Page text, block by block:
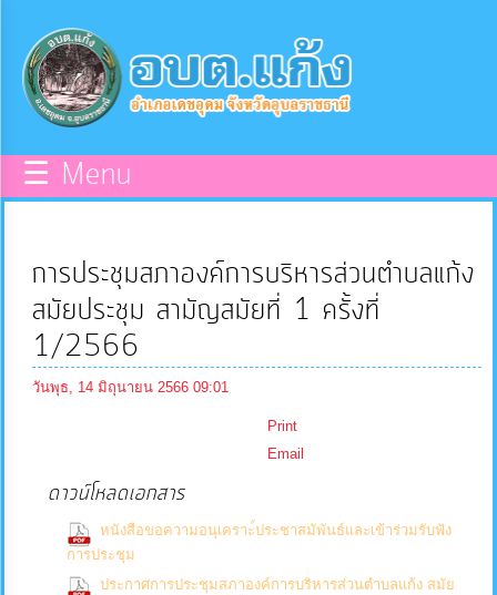
หน้า
หลัก
ข้อมูล
พื้น
บุคลากร
แผน
ยุทธศาสตร์
บริการ
ข้อมูล
☰ Menu
การประชุมสภาองค์การบริหารส่วนตำบลแก้ง
สมัยประชุม สามัญสมัยที่ 1 ครั้งที่
1/2566
วันพุธ, 14 มิถุนายน 2566 09:01
Print
Email
ดาวน์โหลดเอกสาร
หนังสือขอความอนุเคราะ์ประชาสมัพันธ์และเข้าร่วมรับฟัง
การประชุม
ประกาศการประชุมสภาองค์การบริหารส่วนตำบลแก้ง สมัย